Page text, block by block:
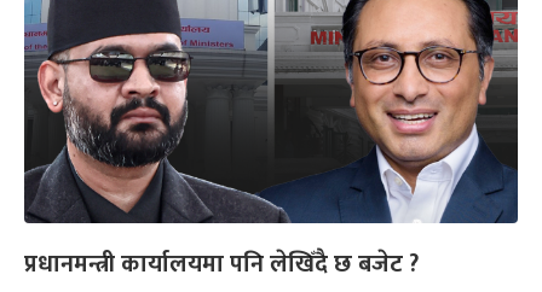
प्रधानमन्त्री कार्यालयमा पनि लेखिँदै छ बजेट ?